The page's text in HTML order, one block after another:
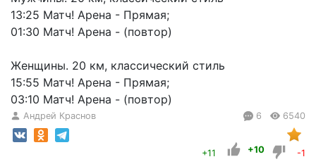
13:25 Матч! Арена - Прямая;
01:30 Матч! Арена - (повтор)
Женщины. 20 км, классический стиль
15:55 Матч! Арена - Прямая;
03:10 Матч! Арена - (повтор)
Андрей Краснов 6 6540
+11 +10 -1